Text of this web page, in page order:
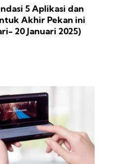
5 Aplikasi dan
Akhir Pekan ini
20 Januari 2025)